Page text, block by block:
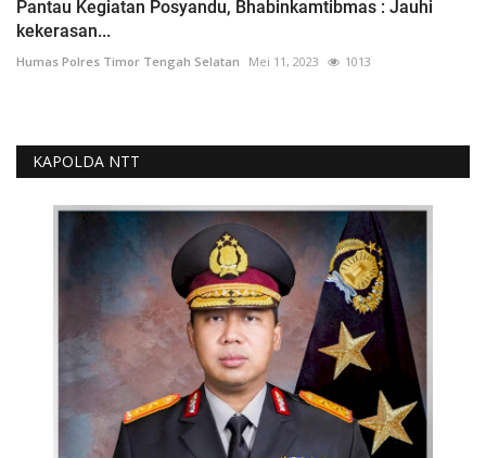
Pantau Kegiatan Posyandu, Bhabinkamtibmas : Jauhi
kekerasan...
Humas Polres Timor Tengah Selatan Mei 11, 2023 1013
KAPOLDA NTT